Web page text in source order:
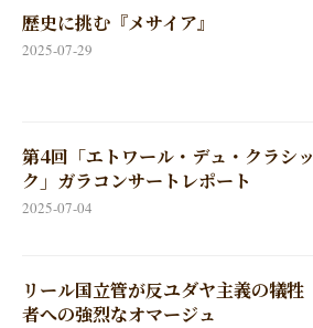
歴史に挑む『メサイア』
2025-07-29
第4回「エトワール・デュ・クラシッ
ク」ガラコンサートレポート
2025-07-04
リール国立管が反ユダヤ主義の犠牲
者への強烈なオマージュ